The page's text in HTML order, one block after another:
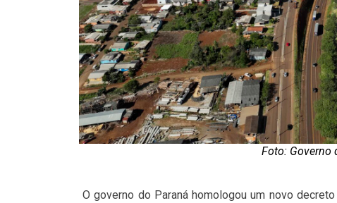
Foto: Governo
O governo do Paraná homologou um novo